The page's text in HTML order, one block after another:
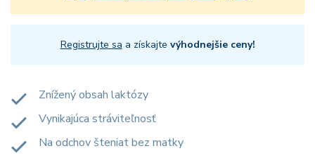
Registrujte sa a získajte výhodnejšie ceny!
Znížený obsah laktózy
Vynikajúca stráviteľnosť
Na odchov šteniat bez matky